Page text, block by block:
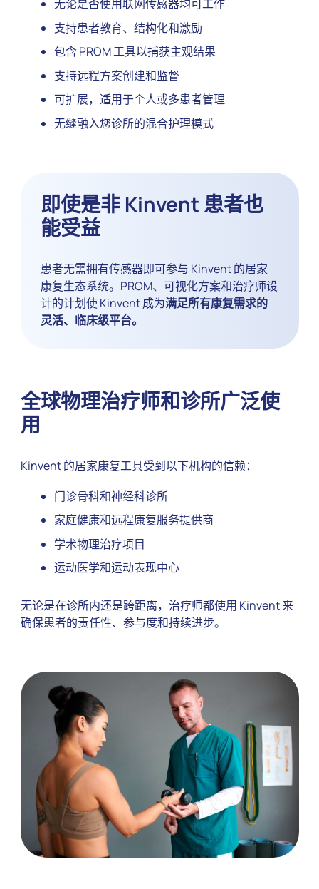
无论是否使用联网传感器均可工作
支持患者教育、结构化和激励
包含 PROM 工具以捕获主观结果
支持远程方案创建和监督
可扩展，适用于个人或多患者管理
无缝融入您诊所的混合护理模式
即使是非 Kinvent 患者也
能受益
患者无需拥有传感器即可参与 Kinvent 的居家
康复生态系统。PROM、可视化方案和治疗师设
计的计划使 Kinvent 成为满足所有康复需求的
灵活、临床级平台。
全球物理治疗师和诊所广泛使
用
Kinvent 的居家康复工具受到以下机构的信赖：
门诊骨科和神经科诊所
家庭健康和远程康复服务提供商
学术物理治疗项目
运动医学和运动表现中心
无论是在诊所内还是跨距离，治疗师都使用 Kinvent 来
确保患者的责任性、参与度和持续进步。